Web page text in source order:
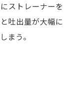
ストレーナーを
吐出量が大幅に
まう。